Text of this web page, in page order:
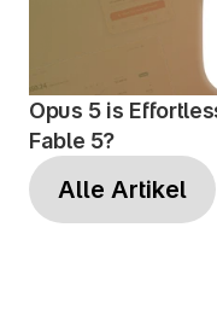
Opus 5 is
Fable 5?
Alle Artikel